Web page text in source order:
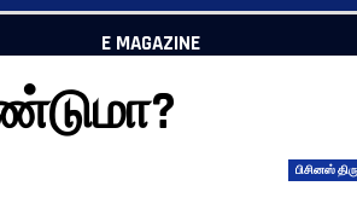
E MAGAZINE
பிசினஸ்